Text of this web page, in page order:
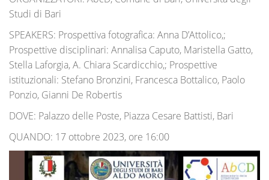
Studi di Bari
SPEAKERS: Prospettiva fotografica: Anna D’Attolico,;
Prospettive disciplinari: Annalisa Caputo, Maristella Gatto,
Stella Laforgia, A. Chiara Scardicchio,; Prospettive
istituzionali: Stefano Bronzini, Francesca Bottalico, Paolo
Ponzio, Gianni De Robertis
DOVE: Palazzo delle Poste, Piazza Cesare Battisti, Bari
QUANDO: 17 ottobre 2023, ore 16:00